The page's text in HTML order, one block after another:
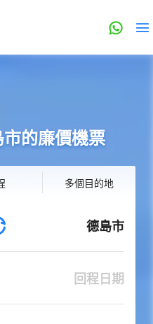
的廉價機票
多個目的地
德島市
回程日期